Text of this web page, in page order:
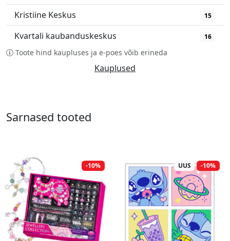
Kristiine Keskus 15
Kvartali kaubanduskeskus 16
Toote hind kaupluses ja e-poes võib erineda
Kauplused
Sarnased tooted
-10% UUS -10%